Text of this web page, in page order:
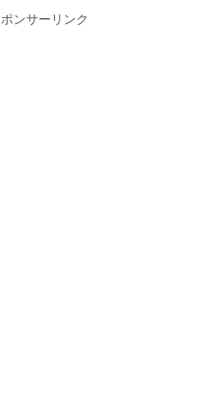
ンサーリンク